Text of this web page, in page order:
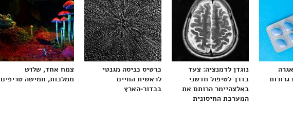
גרורות
נוגדן לדמנציה: צעד
בדרך לטיפול חדשני
באלצהיימר הרותם את
המערכת החיסונית
כרטיס כניסה מגנטי
לראשית החיים
בכדור-הארץ
צמח אחד, שלוש
ממלכות, חמישה טריפים